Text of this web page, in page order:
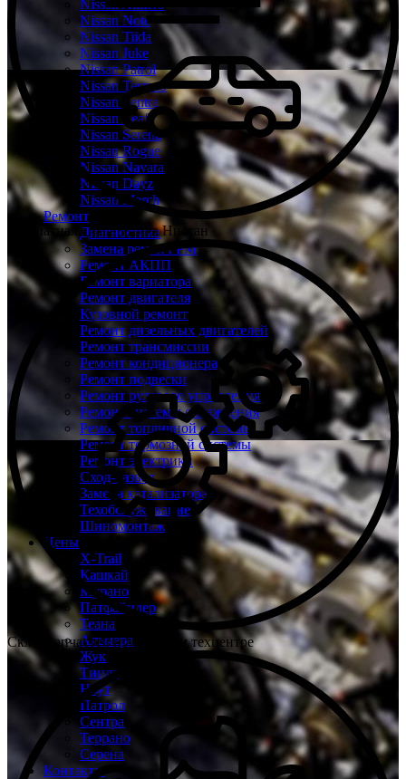
Nissan Almera
Nissan Note
Nissan Tiida
Nissan Juke
Nissan Patrol
Nissan Terrano
Nissan Sentra
Nissan Leaf
Nissan Serena
Nissan Rogue
Nissan Navara
Nissan Dayz
Nissan March
Ремонт
Диагностика
Замена ремня ГРМ
Ремонт АКПП
Ремонт вариатора
Ремонт двигателя
Кузовной ремонт
Ремонт дизельных двигателей
Ремонт трансмиссии
Ремонт кондиционера
Ремонт подвески
Ремонт рулевого управления
Ремонт системы охлаждения
Ремонт топливной системы
Ремонт тормозной системы
Ремонт электрики
Сход-развал
Замена катализатора
Техобслуживание
Шиномонтаж
Цены
X-Trail
Кашкай
Мурано
Патфайндер
Теана
Альмера
Жук
Тиида
Ноут
Патрол
Сентра
Террано
Серена
Контакты
Бесплатная диагностика Ниссан
Склад запчастей при каждом техцентре